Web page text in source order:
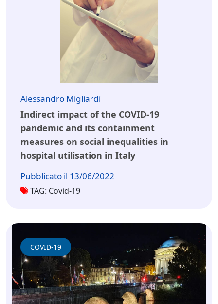
Alessandro Migliardi
Indirect impact of the COVID-19
pandemic and its containment
measures on social inequalities in
hospital utilisation in Italy
Pubblicato il 13/06/2022
TAG: Covid-19
COVID-19